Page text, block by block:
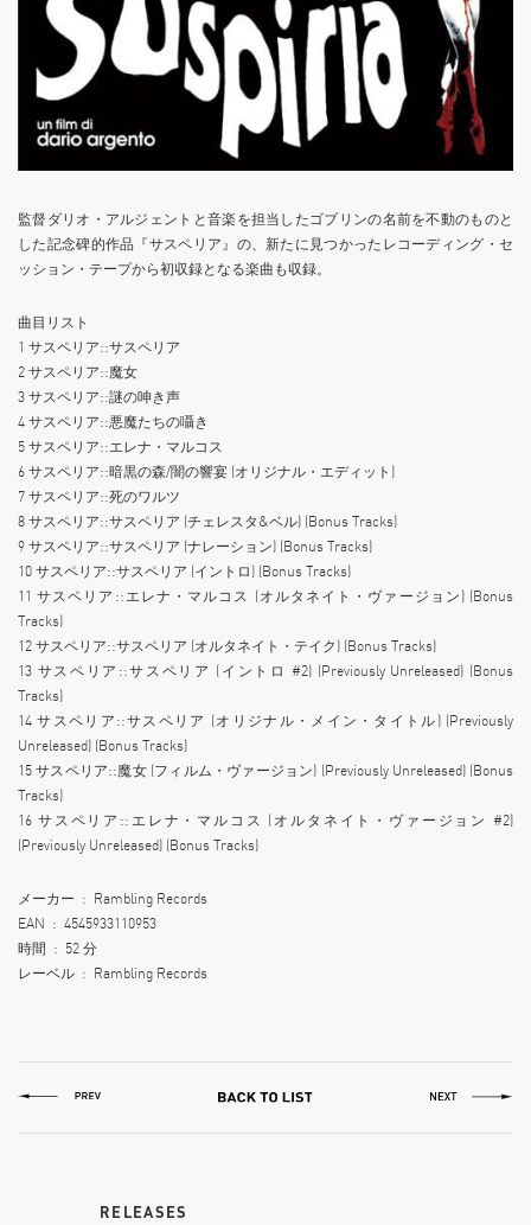
監督ダリオ・アルジェントと音楽を担当したゴブリンの名前を不動のものと
した記念碑的作品『サスペリア』の、新たに見つかったレコーディング・セ
ッション・テープから初収録となる楽曲も収録。
曲目リスト
1 サスペリア::サスペリア
2 サスペリア::魔女
3 サスペリア::謎の呻き声
4 サスペリア::悪魔たちの囁き
5 サスペリア::エレナ・マルコス
6 サスペリア::暗黒の森/闇の響宴 (オリジナル・エディット)
7 サスペリア::死のワルツ
8 サスペリア::サスペリア (チェレスタ&ベル) (Bonus Tracks)
9 サスペリア::サスペリア (ナレーション) (Bonus Tracks)
10 サスペリア::サスペリア (イントロ) (Bonus Tracks)
11 サスペリア::エレナ・マルコス (オルタネイト・ヴァージョン) (Bonus
Tracks)
12 サスペリア::サスペリア (オルタネイト・テイク) (Bonus Tracks)
13 サスペリア::サスペリア (イントロ #2) (Previously Unreleased) (Bonus
Tracks)
14 サスペリア::サスペリア (オリジナル・メイン・タイトル) (Previously
Unreleased) (Bonus Tracks)
15 サスペリア::魔女 (フィルム・ヴァージョン) (Previously Unreleased) (Bonus
Tracks)
16 サスペリア::エレナ・マルコス (オルタネイト・ヴァージョン #2)
(Previously Unreleased) (Bonus Tracks)
メーカー ‏ : ‎ Rambling Records
EAN ‏ : ‎ 4545933110953
時間 ‏ : ‎ 52 分
レーベル ‏ : ‎ Rambling Records
RELEASES